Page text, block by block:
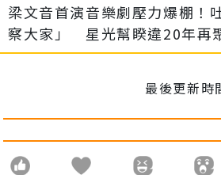
梁文音首演音樂劇壓力爆棚！
察大家」 星光幫睽違20年再
最後更新